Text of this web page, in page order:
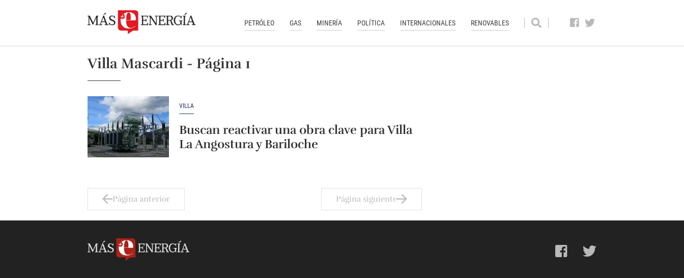
PETRÓLEO GAS MINERÍA POLÍTICA INTERNACIONALES RENOVABLES
Villa Mascardi - Página 1
VILLA
Buscan reactivar una obra clave para Villa
La Angostura y Bariloche
Página anterior Página siguiente